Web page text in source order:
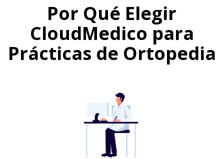
Por Qué Elegir
CloudMedico para
Prácticas de Ortopedia